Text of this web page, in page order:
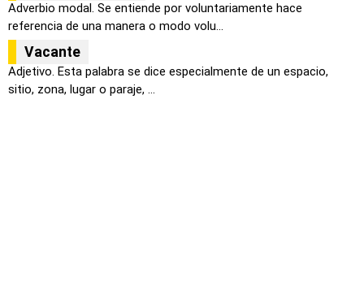
Adverbio modal. Se entiende por voluntariamente hace
referencia de una manera o modo volu...
Vacante
Adjetivo. Esta palabra se dice especialmente de un espacio,
sitio, zona, lugar o paraje, ...